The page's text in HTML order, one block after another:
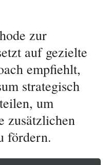
zur
auf gezielte
empfiehlt,
strategisch
um
zusätzlichen
fördern.